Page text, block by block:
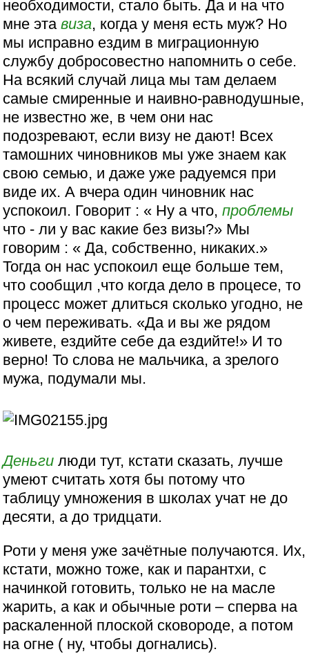
необходимости, стало быть. Да и на что
мне этавиза, когда у меня есть муж? Но
мы исправно ездим в миграционную
службу добросовестно напомнить о себе.
На всякий случай лица мы там делаем
самые смиренные и наивно-равнодушные,
не известно же, в чем они нас
подозревают, если визу не дают! Всех
тамошних чиновников мы уже знаем как
свою семью, и даже уже радуемся при
виде их. А вчера один чиновник нас
успокоил. Говорит : « Ну а что,проблемы
что - ли у вас какие без визы?» Мы
говорим : « Да, собственно, никаких.»
Тогда он нас успокоил еще больше тем,
что сообщил ,что когда дело в процесе, то
процесс может длиться сколько угодно, не
о чем переживать. «Да и вы же рядом
живете, ездийте себе да ездийте!» И то
верно! То слова не мальчика, а зрелого
мужа, подумали мы.
Деньги люди тут, кстати сказать, лучше
умеют считать хотя бы потому что
таблицу умножения в школах учат не до
десяти, а до тридцати.
Роти у меня уже зачётные получаются. Их,
кстати, можно тоже, как и парантхи, с
начинкой готовить, только не на масле
жарить, а как и обычные роти – сперва на
раскаленной плоской сковороде, а потом
на огне ( ну, чтобы догнались).